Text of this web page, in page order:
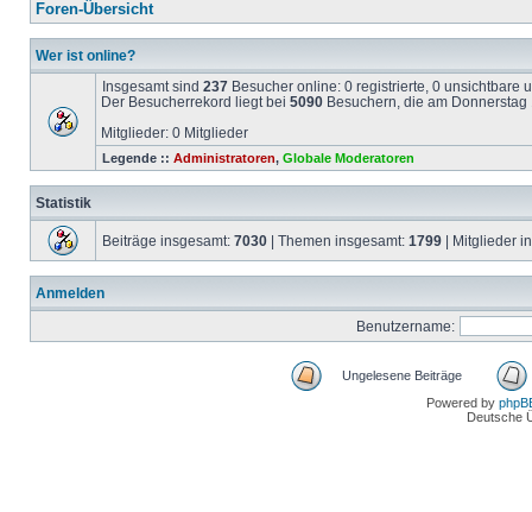
Foren-Übersicht
Wer ist online?
Insgesamt sind 237 Besucher online: 0 registrierte, 0 unsichtbare
Der Besucherrekord liegt bei 5090 Besuchern, die am
Mitglieder: 0 Mitglieder
Legende :: Administratoren, Globale Moderatoren
Statistik
Beiträge insgesamt: 7030 | Themen insgesamt: 1799 | Mitglieder
Anmelden
Benutzername:
Ungelesene Beiträge
Powered by
Deutsche